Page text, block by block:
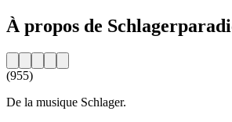
À propos de
(955)
De la musique Schlager.